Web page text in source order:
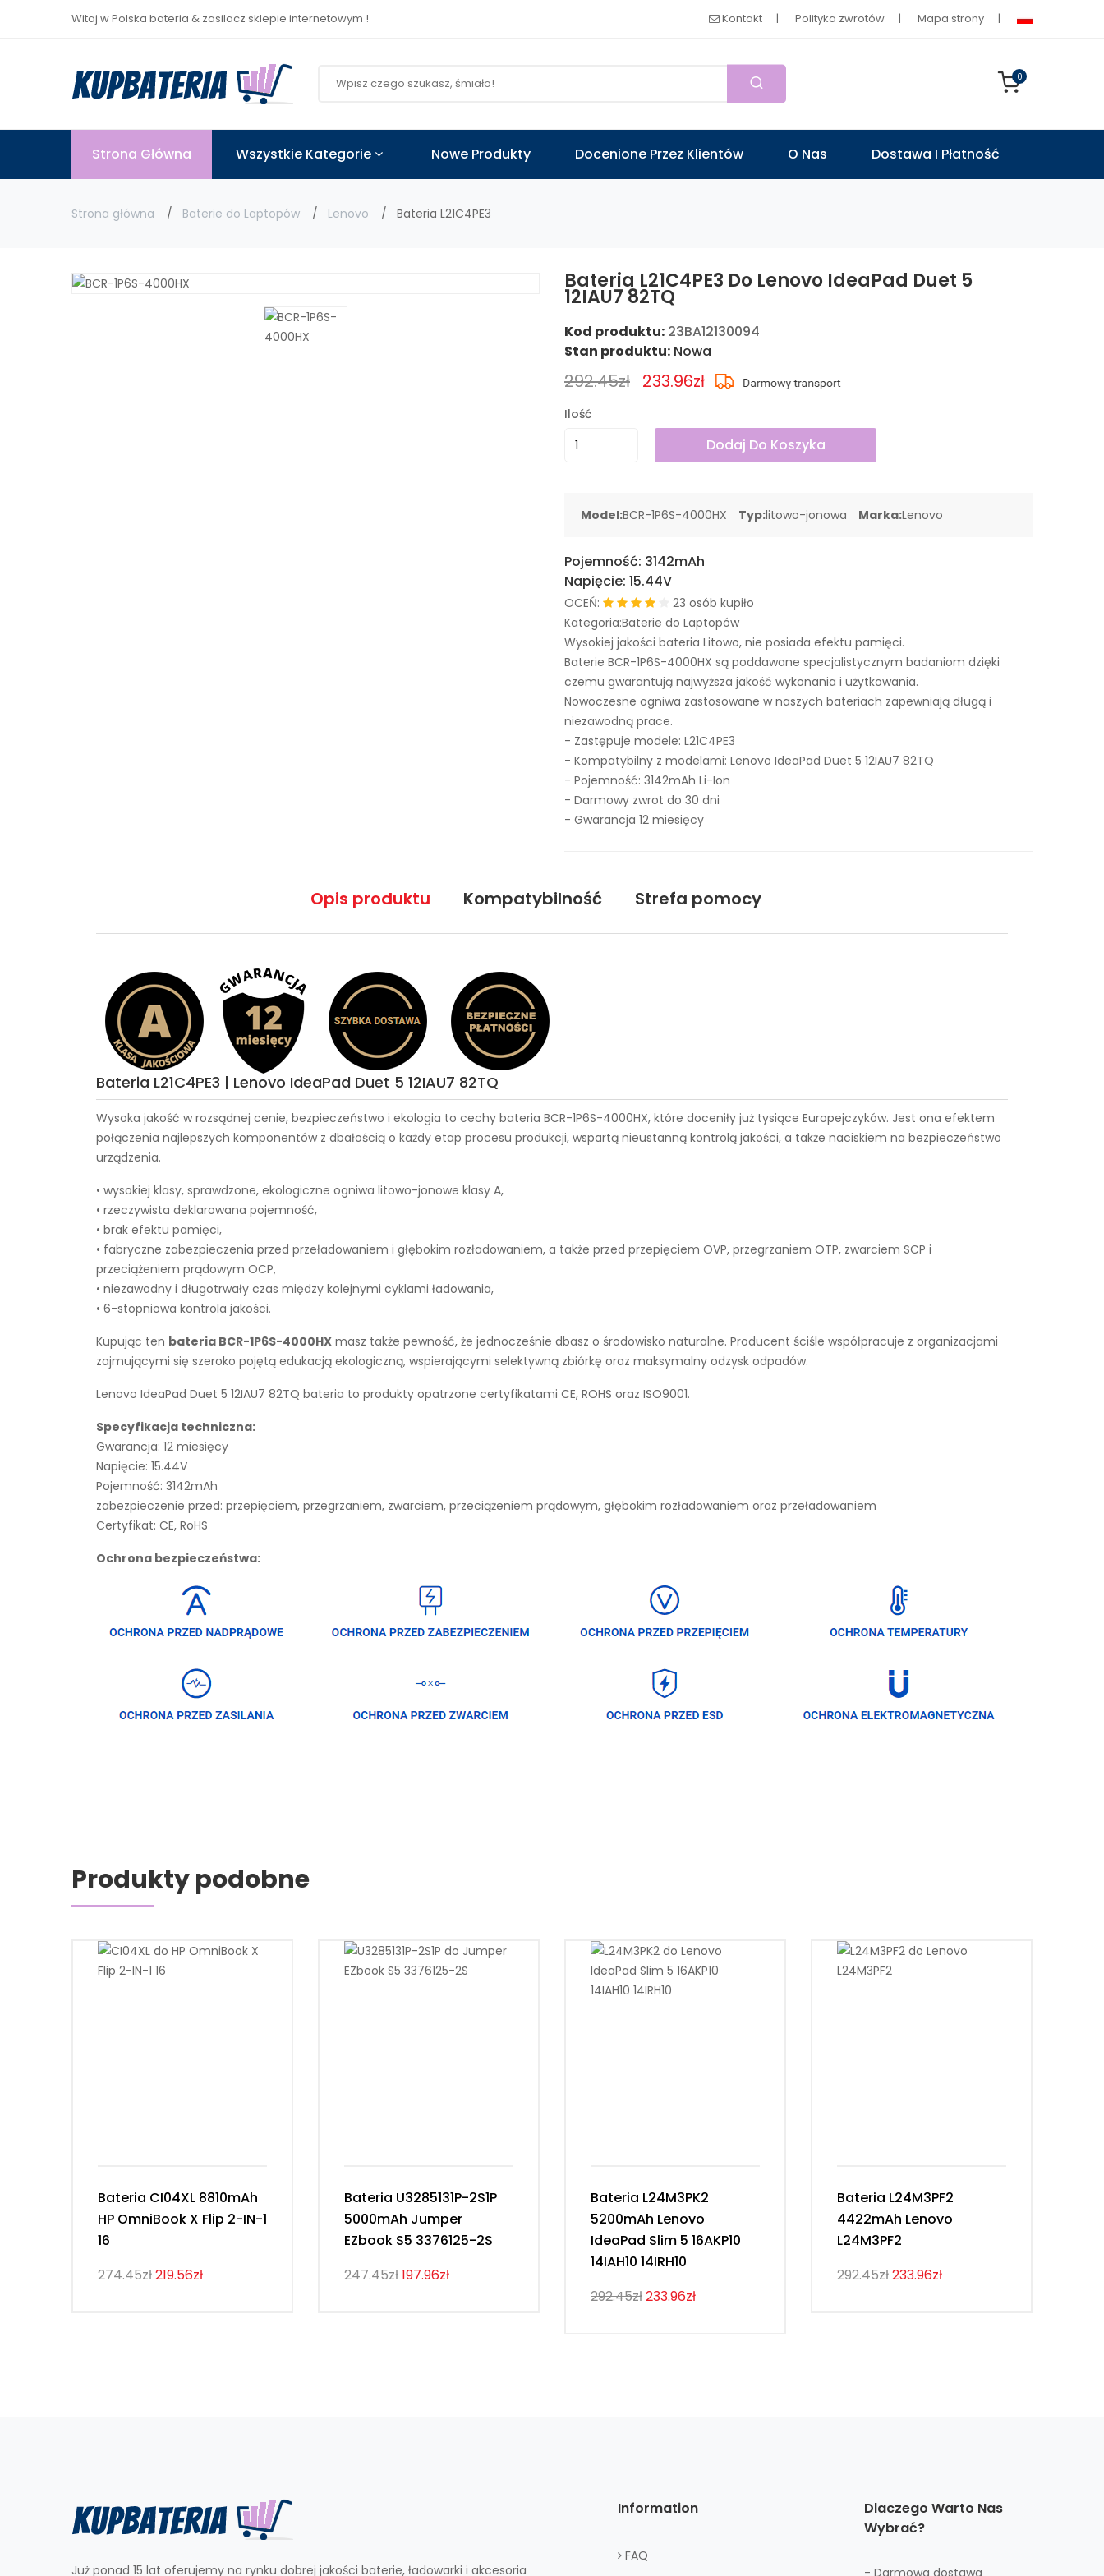
Witaj w Polska bateria & zasilacz sklepie internetowym ! Kontakt Polityka zwrotów Mapa strony
0
Strona Główna Wszystkie Kategorie Nowe Produkty Docenione Przez Klientów O Nas Dostawa I Płatność
Strona główna Baterie do Laptopów Lenovo Bateria L21C4PE3
Bateria L21C4PE3 Do Lenovo IdeaPad Duet 5
12IAU7 82TQ
Kod produktu: 23BA12130094
Stan produktu: Nowa
292.45zł 233.96zł
Ilość
Dodaj Do Koszyka
Model:BCR-1P6S-4000HX Typ:litowo-jonowa Marka:Lenovo
Pojemność: 3142mAh
Napięcie: 15.44V
OCEŃ:
23 osób kupiło
Kategoria:Baterie do Laptopów
Wysokiej jakości bateria Litowo, nie posiada efektu pamięci.
Baterie BCR-1P6S-4000HX są poddawane specjalistycznym badaniom dzięki
czemu gwarantują najwyższa jakość wykonania i użytkowania.
Nowoczesne ogniwa zastosowane w naszych bateriach zapewniają długą i
niezawodną prace.
- Zastępuje modele: L21C4PE3
- Kompatybilny z modelami: Lenovo IdeaPad Duet 5 12IAU7 82TQ
- Pojemność: 3142mAh Li-Ion
- Darmowy zwrot do 30 dni
- Gwarancja 12 miesięcy
Opis produktu Kompatybilność Strefa pomocy
Bateria L21C4PE3 | Lenovo IdeaPad Duet 5 12IAU7 82TQ
Wysoka jakość w rozsądnej cenie, bezpieczeństwo i ekologia to cechy bateria BCR-1P6S-4000HX, które doceniły już tysiące Europejczyków. Jest ona efektem
połączenia najlepszych komponentów z dbałością o każdy etap procesu produkcji, wspartą nieustanną kontrolą jakości, a także naciskiem na bezpieczeństwo
urządzenia.
• wysokiej klasy, sprawdzone, ekologiczne ogniwa litowo-jonowe klasy A,
• rzeczywista deklarowana pojemność,
• brak efektu pamięci,
• fabryczne zabezpieczenia przed przeładowaniem i głębokim rozładowaniem, a także przed przepięciem OVP, przegrzaniem OTP, zwarciem SCP i
przeciążeniem prądowym OCP,
• niezawodny i długotrwały czas między kolejnymi cyklami ładowania,
• 6-stopniowa kontrola jakości.
Kupując ten bateria BCR-1P6S-4000HX masz także pewność, że jednocześnie dbasz o środowisko naturalne. Producent ściśle współpracuje z organizacjami
zajmującymi się szeroko pojętą edukacją ekologiczną, wspierającymi selektywną zbiórkę oraz maksymalny odzysk odpadów.
Lenovo IdeaPad Duet 5 12IAU7 82TQ bateria to produkty opatrzone certyfikatami CE, ROHS oraz ISO9001.
Specyfikacja techniczna:
Gwarancja: 12 miesięcy
Napięcie: 15.44V
Pojemność: 3142mAh
zabezpieczenie przed: przepięciem, przegrzaniem, zwarciem, przeciążeniem prądowym, głębokim rozładowaniem oraz przeładowaniem
Certyfikat: CE, RoHS
Ochrona bezpieczeństwa:
Produkty podobne
Bateria CI04XL 8810mAh
HP OmniBook X Flip 2-IN-1
16
274.45zł219.56zł
Bateria U3285131P-2S1P
5000mAh Jumper
EZbook S5 3376125-2S
247.45zł197.96zł
Bateria L24M3PK2
5200mAh Lenovo
IdeaPad Slim 5 16AKP10
14IAH10 14IRH10
292.45zł233.96zł
Bateria L24M3PF2
4422mAh Lenovo
L24M3PF2
292.45zł233.96zł
Już ponad 15 lat oferujemy na rynku dobrej jakości baterie, ładowarki i akcesoria
Information
FAQ
Dlaczego Warto Nas
Wybrać?
- Darmowa dostawa